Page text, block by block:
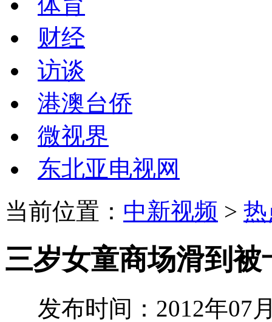
财经
访谈
港澳台侨
微视界
东北亚电视网
当前位置： 中新视频 >
三岁女童商场滑到
发布时间：2012年07